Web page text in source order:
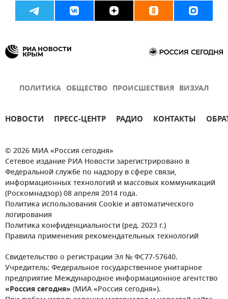
ПОЛИТИКА ОБЩЕСТВО ПРОИСШЕСТВИЯ ВИЗУАЛ
НОВОСТИ ПРЕСС-ЦЕНТР РАДИО КОНТАКТЫ
© 2026 МИА «Россия сегодня»
Сетевое издание РИА Новости зарегистрировано в
Федеральной службе по надзору в сфере связи,
информационных технологий и массовых коммуникаций
(Роскомнадзор) 08 апреля 2014 года.
Политика использования Cookie и автоматического
логирования
Политика конфиденциальности (ред. 2023 г.)
Правила применения рекомендательных технологий
Свидетельство о регистрации Эл № ФС77-57640.
Учредитель: Федеральное государственное унитарное
предприятие Международное информационное агентство
«Россия сегодня» (МИА «Россия сегодня»).